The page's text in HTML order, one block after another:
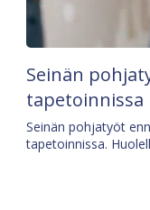
Seinän
tapetoinnissa
Seinän pohjatyöt
tapetoinnissa.